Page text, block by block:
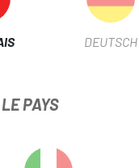
POSITION Arrière
des LED COB sur
DEUTSCH
PAYS